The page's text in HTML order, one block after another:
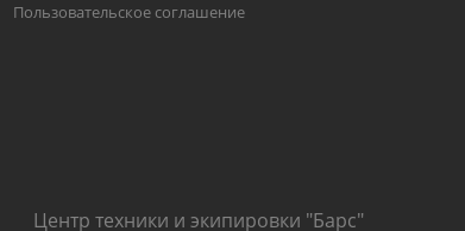
Пользовательское соглашение
Центр техники и экипировки "Барс"